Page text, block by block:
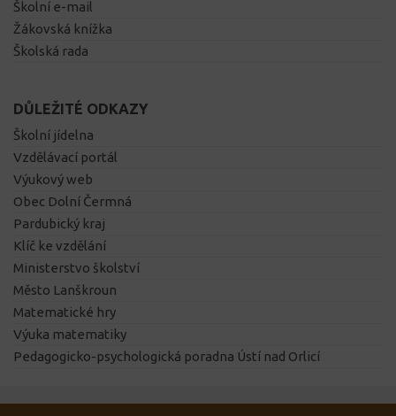
Školní e-mail
Žákovská knížka
Školská rada
DŮLEŽITÉ ODKAZY
Školní jídelna
Vzdělávací portál
Výukový web
Obec Dolní Čermná
Pardubický kraj
Klíč ke vzdělání
Ministerstvo školství
Město Lanškroun
Matematické hry
Výuka matematiky
Pedagogicko-psychologická poradna Ústí nad Orlicí